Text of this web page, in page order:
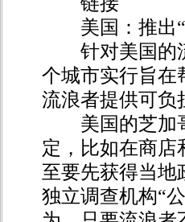
美国：推出“
针对美国的流
个城市实行旨在
流浪者提供可负
美国的芝加哥
定，比如在商
至要先获得当地
独立调查机构“